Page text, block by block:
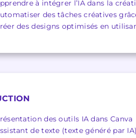
à intégrer l’IA dans la
des tâches créatives
des designs optimisés en
des outils IA dans Canva
de texte (texte généré par IA)